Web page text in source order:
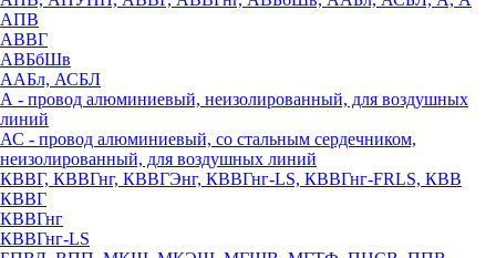
АПВ
АВВГ
АВБбШв
ААБл, АСБЛ
А - провод алюминиевый, неизолированный, для воздушных
линий
АС - провод алюминиевый, со стальным сердечником,
неизолированный, для воздушных линий
КВВГ, КВВГнг, КВВГЭнг, КВВГнг-LS, КВВГнг-FRLS, КВВ
КВВГ
КВВГнг
КВВГнг-LS